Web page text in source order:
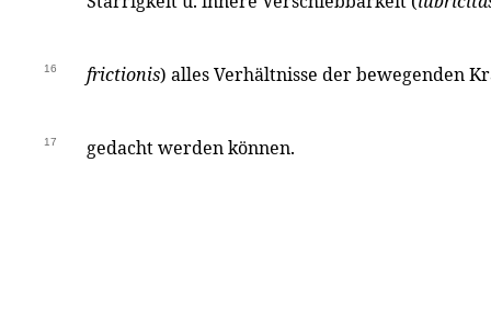
16 frictionis) alles Verhältnisse der bewegenden
17 gedacht werden können.